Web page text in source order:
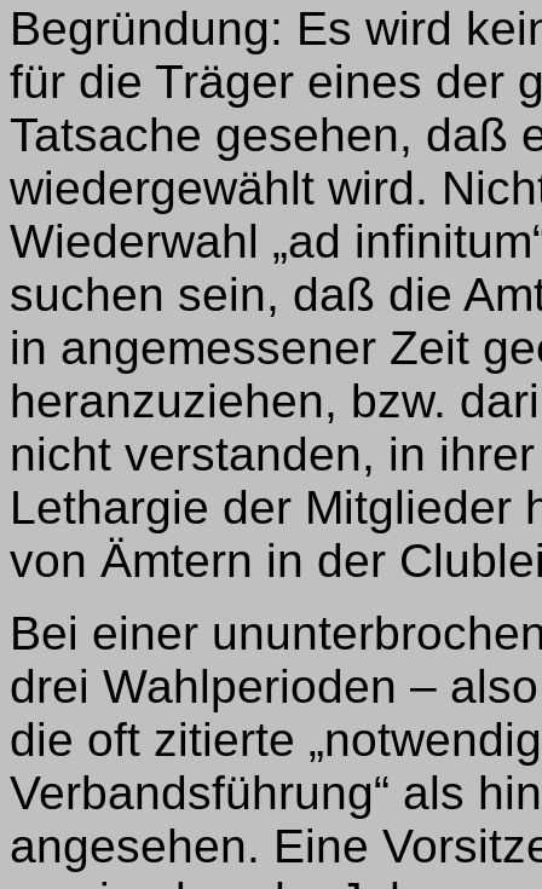
Begründung: Es wird
für die Träger eines der
Tatsache gesehen, daß
wiedergewählt wird.
Wiederwahl „ad
suchen sein, daß die
in angemessener Zeit
heranzuziehen, bzw.
nicht verstanden, in
Lethargie der Mitglieder
von Ämtern in der
Bei einer
drei Wahlperioden –
die oft zitierte
Verbandsführung“ als
angesehen. Eine